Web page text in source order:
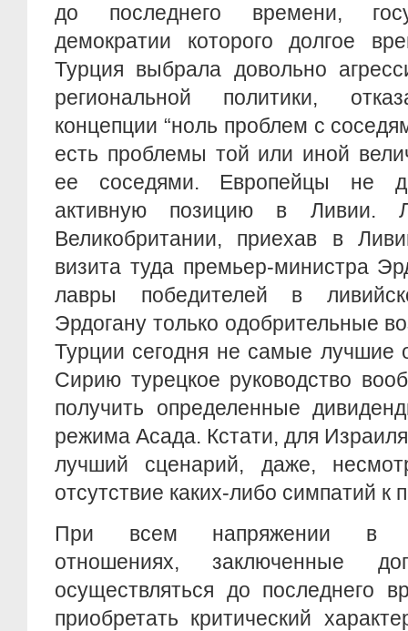
до последнего времени,
демократии которого долгое
Турция выбрала довольно
региональной политики,
концепции “ноль проблем с
есть проблемы той или иной
ее соседями. Европейцы не
активную позицию в Ливии.
Великобритании, приехав в
визита туда премьер-министра
лавры победителей в
Эрдогану только одобрительные
Турции сегодня не самые лучшие
Сирию турецкое руководство
получить определенные
режима Асада. Кстати, для
лучший сценарий, даже,
отсутствие каких-либо симпатий к
При всем напряжении в
отношениях, заключенные
осуществляться до последнего
приобретать критический